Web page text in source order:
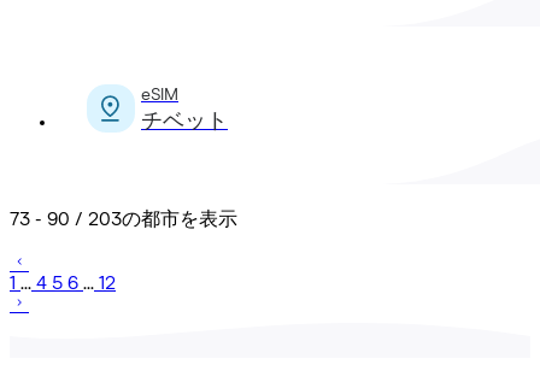
eSIM
チベット
73 - 90 / 203の都市を表示
1 ... 4 5 6 ... 12